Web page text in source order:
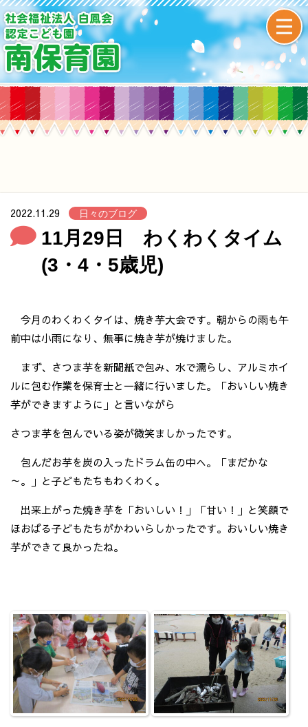
2022.11.29 日々のブログ
11月29日 わくわくタイム
(3・4・5歳児)
今月のわくわくタイは、焼き芋大会です。朝からの雨も午
前中は小雨になり、無事に焼き芋が焼けました。
まず、さつま芋を新聞紙で包み、水で濡らし、アルミホイ
ルに包む作業を保育士と一緒に行いました。「おいしい焼き
芋ができますように」と言いながら
さつま芋を包んでいる姿が微笑ましかったです。
包んだお芋を炭の入ったドラム缶の中へ。「まだかな
～。」と子どもたちもわくわく。
出来上がった焼き芋を「おいしい！」「甘い！」と笑顔で
ほおばる子どもたちがかわいらしかったです。おいしい焼き
芋ができて良かったね。